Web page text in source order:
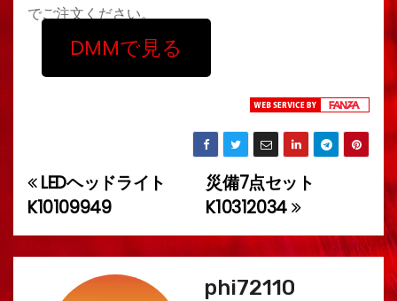
でご注文ください。
DMMで見る
投
稿
ナ
災備7点セット
K10312034
LEDヘッドライト
K10109949
phi72110